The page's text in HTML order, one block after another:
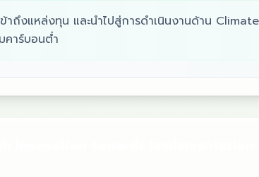
าถึงแหล่งทุน และนำไปสู่การดำเนินงานด้าน
คาร์บอนต่ำ